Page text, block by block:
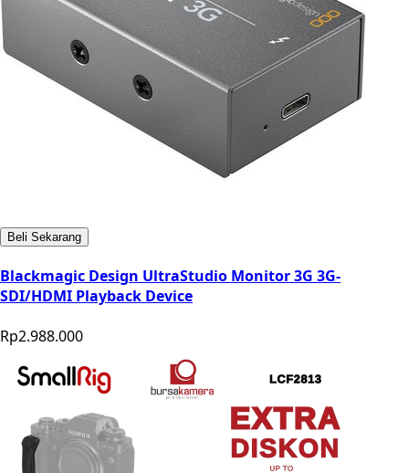
Beli Sekarang
Blackmagic Design UltraStudio Monitor 3G 3G-
SDI/HDMI Playback Device
Rp2.988.000